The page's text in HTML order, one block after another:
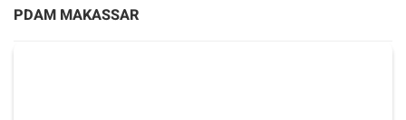
PDAM MAKASSAR